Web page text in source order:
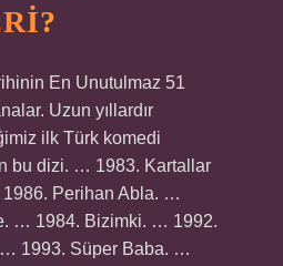
En Unutulmaz 51
Uzun yıllardır
ilk Türk komedi
bu dizi. … 1983. Kartallar
Perihan Abla. …
… 1984. Bizimki. … 1992.
… 1993. Süper Baba. …